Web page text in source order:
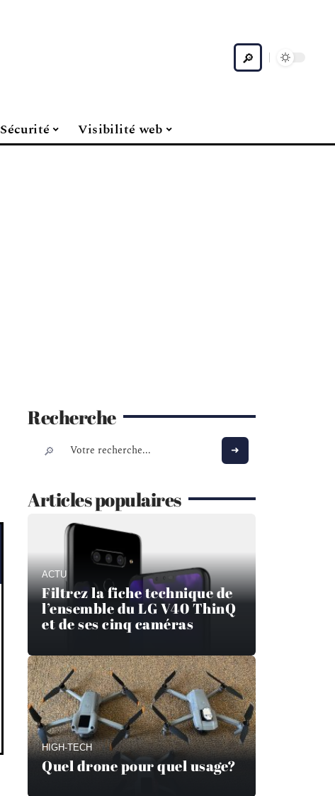
Sécurité Visibilité web
Recherche
Articles populaires
ACTU
Filtrez la fiche technique de
l’ensemble du LG V40 ThinQ
et de ses cinq caméras
HIGH-TECH
Quel drone pour quel usage?